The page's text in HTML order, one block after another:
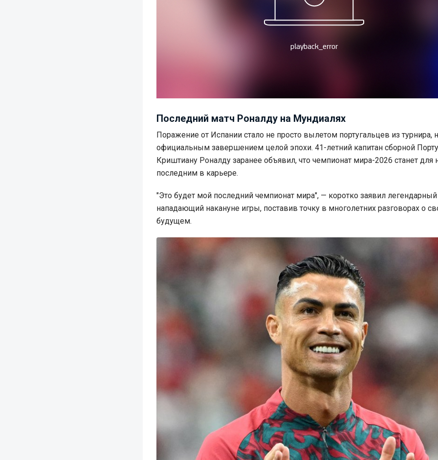
Последний матч Роналду на Мундиалях
Поражение от Испании стало не просто вылетом португальцев из турнира,
официальным завершением целой эпохи. 41-летний капитан сборной
Криштиану Роналду заранее объявил, что чемпионат мира-2026 станет для
последним в карьере.
"Это будет мой последний чемпионат мира", — коротко заявил легендарный
нападающий накануне игры, поставив точку в многолетних разговорах о
будущем.